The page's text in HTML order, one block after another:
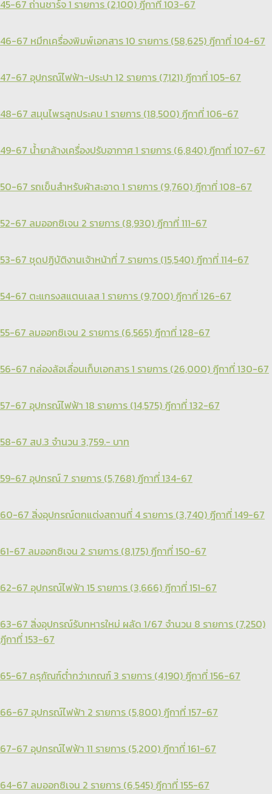
45-67 ถ่านชาร์จ 1 รายการ (2,100) ฎีกาที่ 103-67
46-67 หมึกเครื่องพิมพ์เอกสาร 10 รายการ (58,625) ฎีกาที่ 104-67
47-67 อุปกรณ์ไฟฟ้า-ประปา 12 รายการ (7,121) ฎีกาที่ 105-67
48-67 สมุนไพรลูกประคบ 1 รายการ (18,500) ฎีกาที่ 106-67
49-67 น้ำยาล้างเครื่องปรับอากาศ 1 รายการ (6,840) ฎีกาที่ 107-67
50-67 รถเข็นสำหรับผ้าสะอาด 1 รายการ (9,760) ฎีกาที่ 108-67
52-67 ลมออกซิเจน 2 รายการ (8,930) ฎีกาที่ 111-67
53-67 ชุดปฏิบัติงานเจ้าหน้าที่ 7 รายการ (15,540) ฎีกาที่ 114-67
54-67 ตะแกรงสแตนเลส 1 รายการ (9,700) ฎีกาที่ 126-67
55-67 ลมออกซิเจน 2 รายการ (6,565) ฎีกาที่ 128-67
56-67 กล่องล้อเลื่อนเก็บเอกสาร 1 รายการ (26,000) ฎีกาที่ 130-67
57-67 อุปกรณ์ไฟฟ้า 18 รายการ (14,575) ฎีกาที่ 132-67
58-67 สป.3 จำนวน 3,759.- บาท
59-67 อุปกรณ์ 7 รายการ (5,768) ฎีกาที่ 134-67
60-67 สิ่งอุปกรณ์ตกแต่งสถานที่ 4 รายการ (3,740) ฎีกาที่ 149-67
61-67 ลมออกซิเจน 2 รายการ (8,175) ฎีกาที่ 150-67
62-67 อุปกรณ์ไฟฟ้า 15 รายการ (3,666) ฎีกาที่ 151-67
63-67 สิ่งอุปกรณ์รับทหารใหม่ ผลัด 1/67 จำนวน 8 รายการ (7,250)
ฎีกาที่ 153-67
65-67 ครุภัณฑ์ต่ำกว่าเกณฑ์ 3 รายการ (4,190) ฎีกาที่ 156-67
66-67 อุปกรณ์ไฟฟ้า 2 รายการ (5,800) ฎีกาที่ 157-67
67-67 อุปกรณ์ไฟฟ้า 11 รายการ (5,200) ฎีกาที่ 161-67
64-67 ลมออกซิเจน 2 รายการ (6,545) ฎีกาที่ 155-67